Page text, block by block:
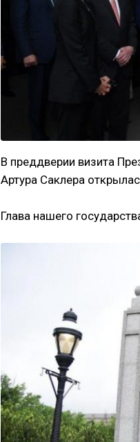
В преддверии визита
Артура Саклера
Глава нашего